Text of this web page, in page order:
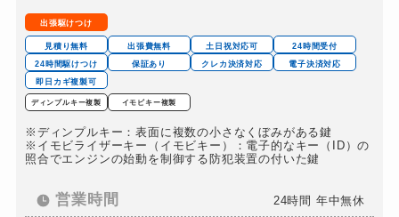
ドアノブカギ開け
ドアノブカギ作成 8,800円～(税込)
ドアノブカギ交換
出張駆けつけ
見積り無料 出張費無料 土日祝対応可
24時間受付
24時間駆けつけ
保証あり クレカ決済対応
電子決済対応
即日カギ複製可
ディンプルキー複製 イモビキー複製
※ディンプルキー：表面に複数の小さなくぼみがある鍵
※イモビライザーキー（イモビキー）：電子的なキー（ID）の
照合でエンジンの始動を制御する防犯装置の付いた鍵
営業時間 24時間 年中無休